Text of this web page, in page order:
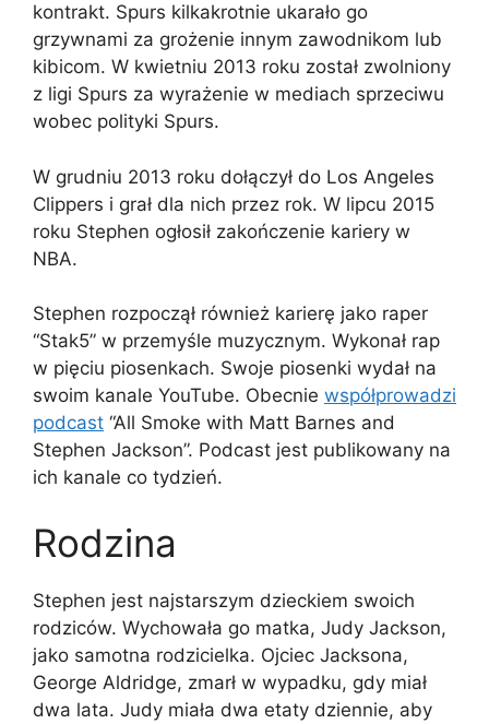
kontrakt. Spurs kilkakrotnie ukarało go
grzywnami za grożenie innym zawodnikom lub
kibicom. W kwietniu 2013 roku został zwolniony
z ligi Spurs za wyrażenie w mediach sprzeciwu
wobec polityki Spurs.
W grudniu 2013 roku dołączył do Los Angeles
Clippers i grał dla nich przez rok. W lipcu 2015
roku Stephen ogłosił zakończenie kariery w
NBA.
Stephen rozpoczął również karierę jako raper
“Stak5” w przemyśle muzycznym. Wykonał rap
w pięciu piosenkach. Swoje piosenki wydał na
swoim kanale YouTube. Obecnie współprowadzi
podcast “All Smoke with Matt Barnes and
Stephen Jackson”. Podcast jest publikowany na
ich kanale co tydzień.
Rodzina
Stephen jest najstarszym dzieckiem swoich
rodziców. Wychowała go matka, Judy Jackson,
jako samotna rodzicielka. Ojciec Jacksona,
George Aldridge, zmarł w wypadku, gdy miał
dwa lata. Judy miała dwa etaty dziennie, aby